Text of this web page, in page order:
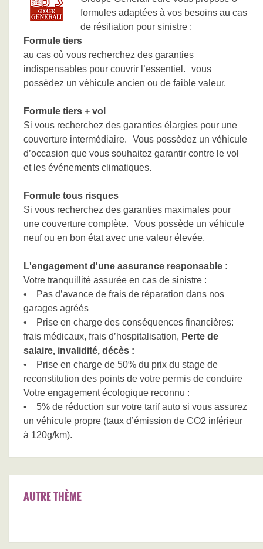
formules adaptées à vos besoins au cas
de résiliation pour sinistre :
Formule tiers
au cas où vous recherchez des garanties
indispensables pour couvrir l’essentiel. vous
possèdez un véhicule ancien ou de faible valeur.
Formule tiers + vol
Si vous recherchez des garanties élargies pour une
couverture intermédiaire. Vous possèdez un véhicule
d’occasion que vous souhaitez garantir contre le vol
et les événements climatiques.
Formule tous risques
Si vous recherchez des garanties maximales pour
une couverture complète. Vous possède un véhicule
neuf ou en bon état avec une valeur élevée.
L'engagement d'une assurance responsable :
Votre tranquillité assurée en cas de sinistre :
• Pas d’avance de frais de réparation dans nos
garages agréés
• Prise en charge des conséquences financières:
frais médicaux, frais d’hospitalisation, Perte de
salaire, invalidité, décès :
• Prise en charge de 50% du prix du stage de
reconstitution des points de votre permis de conduire
Votre engagement écologique reconnu :
• 5% de réduction sur votre tarif auto si vous assurez
un véhicule propre (taux d’émission de CO2 inférieur
à 120g/km).
AUTRE THÈME